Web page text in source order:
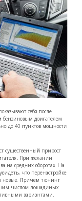
себя после
двигателем
до 40 пунктов мощности
существенный прирост
При желании
на средних оборотах. На
что перенастройке
и новые. Причем тюнинг
числом лошадиных
вариантами.